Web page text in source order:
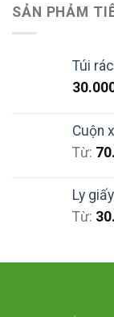
SẢN PHẢM
Túi
Cuộn
Từ:
Ly
Từ: